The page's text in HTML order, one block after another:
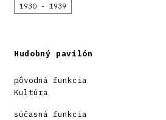
1930 - 1939
Hudobný pavilón
pôvodná funkcia
Kultúra
súčasná funkcia